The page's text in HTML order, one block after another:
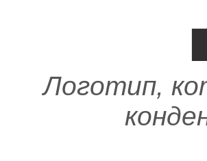
Логотип,